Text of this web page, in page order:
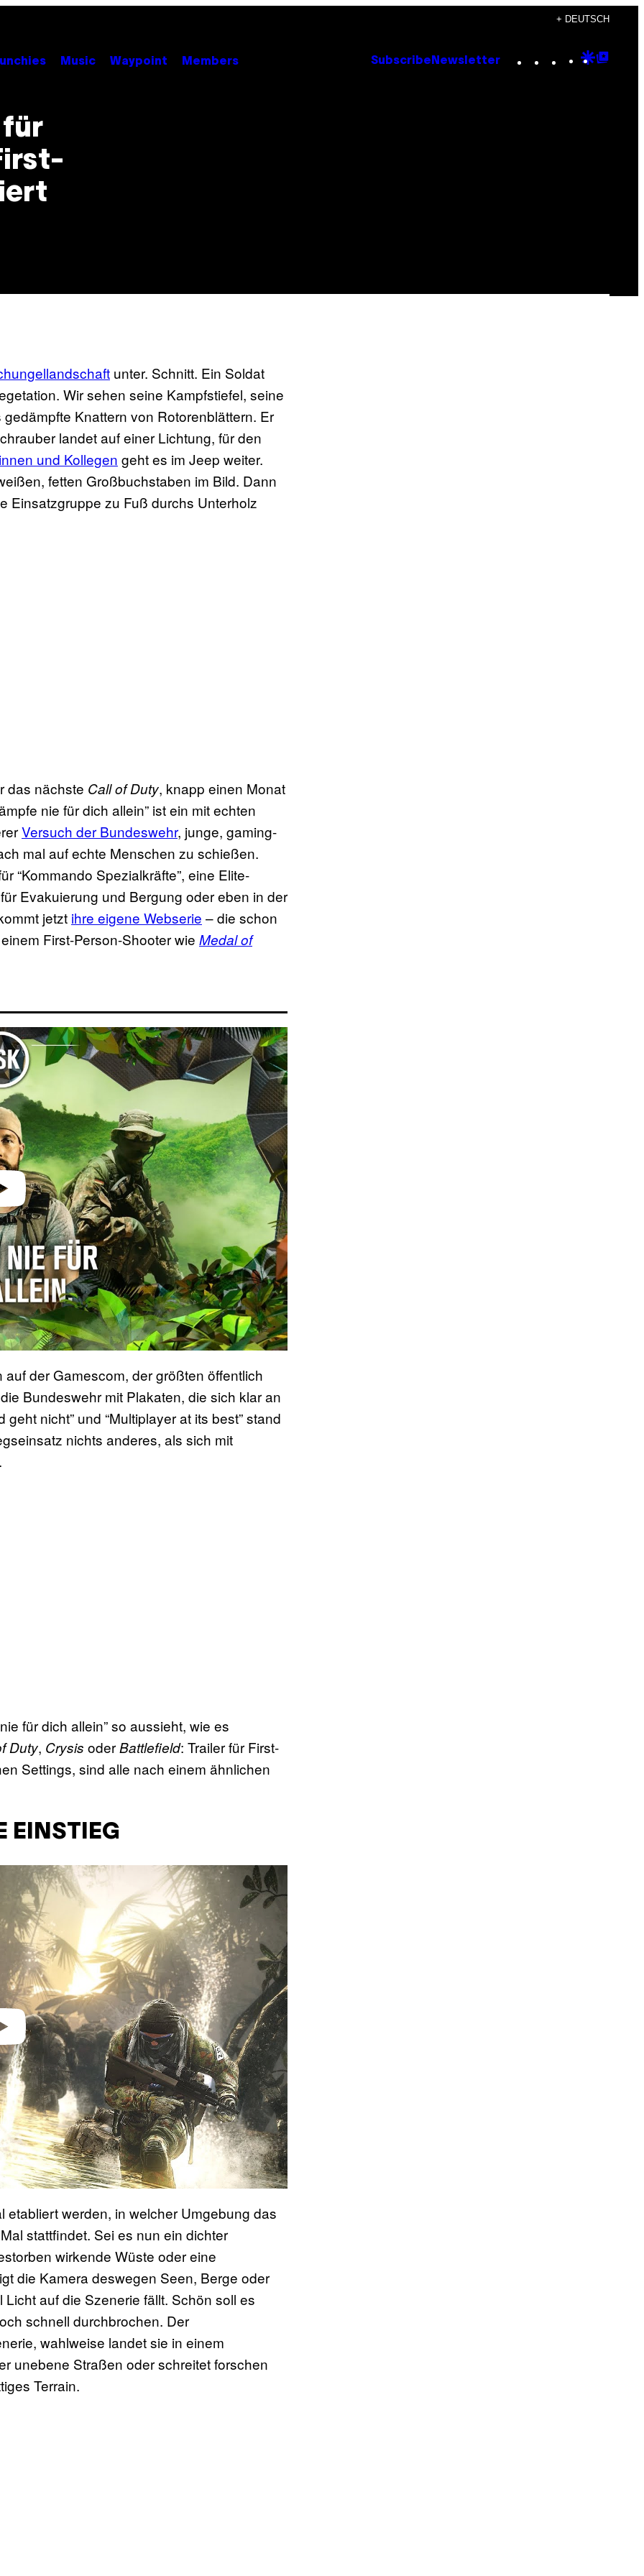
+ DEUTSCH
Music Waypoint Members Subscribe Newsletter Instagram
TikTok
YouTube
Google
für
unter. Schnitt. Ein Soldat
Wir sehen seine Kampfstiefel, seine
Knattern von Rotorenblättern. Er
landet auf einer Lichtung, für den
und Kollegen geht es im Jeep weiter.
fetten Großbuchstaben im Bild. Dann
Einsatzgruppe zu Fuß durchs Unterholz
das nächste Call of Duty, knapp einen Monat
nie für dich allein” ist ein mit echten
Versuch der Bundeswehr, junge, gaming-
mal auf echte Menschen zu schießen.
“Kommando Spezialkräfte”, eine Elite-
Evakuierung und Bergung oder eben in der
jetzt ihre eigene Webserie – die schon
First-Person-Shooter wie Medal of
der Gamescom, der größten öffentlich
Bundeswehr mit Plakaten, die sich klar an
nicht” und “Multiplayer at its best” stand
nichts anderes, als sich mit
für dich allein” so aussieht, wie es
Duty, Crysis oderBattlefield: Trailer für First-
Settings, sind alle nach einem ähnlichen
EINSTIEG
werden, in welcher Umgebung das
stattfindet. Sei es nun ein dichter
wirkende Wüste oder eine
die Kamera deswegen Seen, Berge oder
auf die Szenerie fällt. Schön soll es
schnell durchbrochen. Der
wahlweise landet sie in einem
unebene Straßen oder schreitet forschen
Terrain.